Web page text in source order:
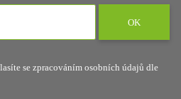
OK
se zpracováním osobních údajů dle